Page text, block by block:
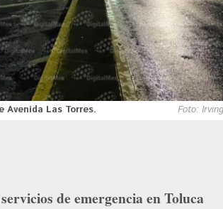
Avenida Las Torres. Foto:
de emergencia en Toluca